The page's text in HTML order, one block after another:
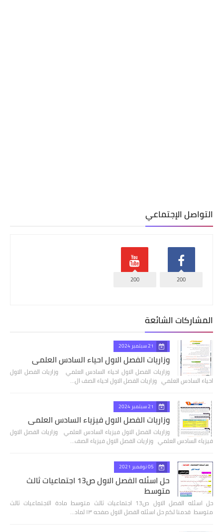
التواصل الإجتماعي
200
200
المشاركات الشائعة
21 سبتمبر 2024
وزاريات الفصل الاول احياء السادس العلمي
وزاريات الفصل الاول احياء السادس العلمي وزاريات الفصل الاول
احياء السادس العلمي وزاريات الفصل الاول احياء الصف ال…
21 سبتمبر 2024
وزاريات الفصل الاول فيزياء السادس العلمي
وزاريات الفصل الاول فيزياء السادس العلمي وزاريات الفصل الاول
فيزياء السادس العلمي وزاريات الفصل الاول فيزياء الصف…
05 نوفمبر 2021
حل اسئله الفصل الاول ص13 اجتماعيات ثالث
متوسط
حل اسئله الفصل الاول ص13 اجتماعيات ثالث متوسط مادة الاجتماعيات ثالث
متوسط قدمنا لكم حل اسئله الفصل الاول صفحه ١٣ لماد…